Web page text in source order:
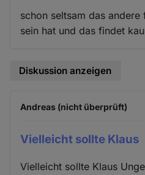
schon seltsam das
sein hat und das findet
Diskussion anzeigen
Andreas (nicht überprüft)
Vielleicht sollte Klaus
Vielleicht sollte Klaus